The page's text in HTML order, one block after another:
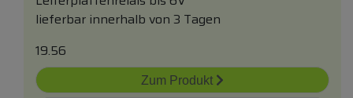
lieferbar innerhalb von 3 Tagen
19.56
Zum Produkt